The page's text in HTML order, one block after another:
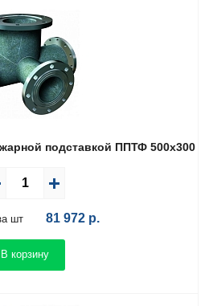
подставкой ППТФ 500х300
шт 81 972 р.
В корзину